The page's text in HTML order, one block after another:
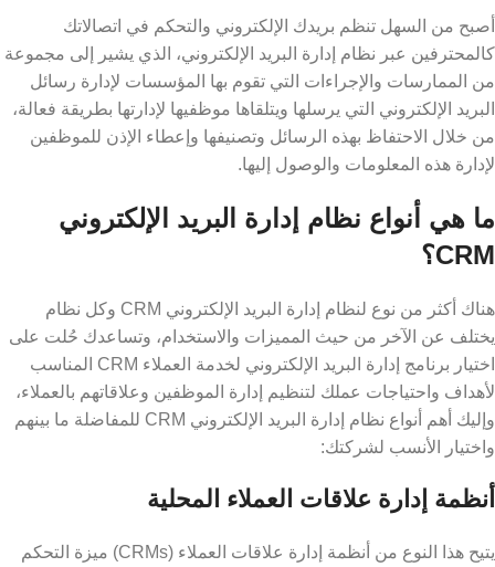
أصبح من السهل تنظم بريدك الإلكتروني والتحكم في اتصالاتك
كالمحترفين عبر نظام إدارة البريد الإلكتروني، الذي يشير إلى مجموعة
من الممارسات والإجراءات التي تقوم بها المؤسسات لإدارة رسائل
البريد الإلكتروني التي يرسلها ويتلقاها موظفيها لإدارتها بطريقة فعالة،
من خلال الاحتفاظ بهذه الرسائل وتصنيفها وإعطاء الإذن للموظفين
لإدارة هذه المعلومات والوصول إليها.
ما هي أنواع نظام إدارة البريد الإلكتروني
CRM؟
هناك أكثر من نوع لنظام إدارة البريد الإلكتروني CRM وكل نظام
يختلف عن الآخر من حيث المميزات والاستخدام، وتساعدك حُلت على
اختيار برنامج إدارة البريد الإلكتروني لخدمة العملاء CRM المناسب
لأهداف واحتياجات عملك لتنظيم إدارة الموظفين وعلاقاتهم بالعملاء،
وإليك أهم أنواع نظام إدارة البريد الإلكتروني CRM للمفاضلة ما بينهم
واختيار الأنسب لشركتك:
أنظمة إدارة علاقات العملاء المحلية
يتيح هذا النوع من أنظمة إدارة علاقات العملاء (CRMs) ميزة التحكم